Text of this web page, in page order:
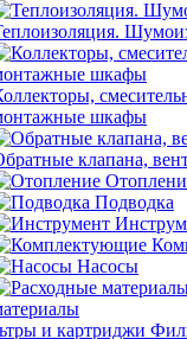
шкафы
клапана,
Подводка
Насосы